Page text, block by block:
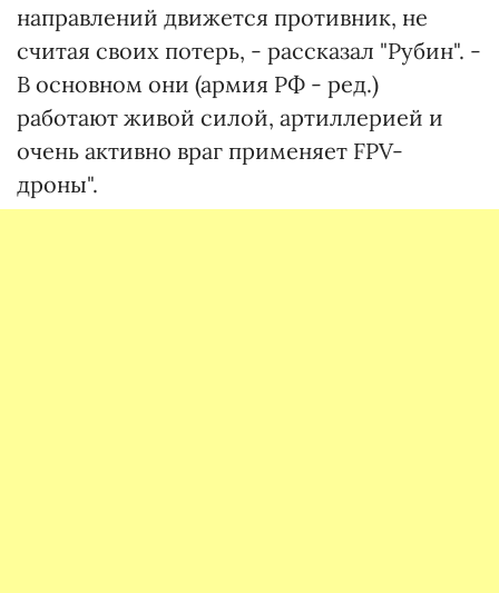
направлений движется противник, не
считая своих потерь, - рассказал "Рубин". -
В основном они (армия РФ - ред.)
работают живой силой, артиллерией и
очень активно враг применяет FPV-
дроны".